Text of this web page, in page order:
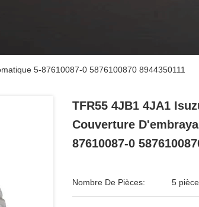
5-87610087-0 5876100870 8944350111
TFR55 4JB1 4JA1
Couverture
87610087-0
Nombre De Pièces: 5